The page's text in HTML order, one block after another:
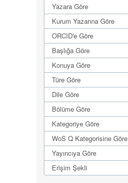
Yazara Göre
Kurum Yazarına Göre
ORCID'e Göre
Başlığa Göre
Konuya Göre
Türe Göre
Dile Göre
Bölüme Göre
Kategoriye Göre
WoS Q Kategorisine Göre
Yayıncıya Göre
Erişim Şekli